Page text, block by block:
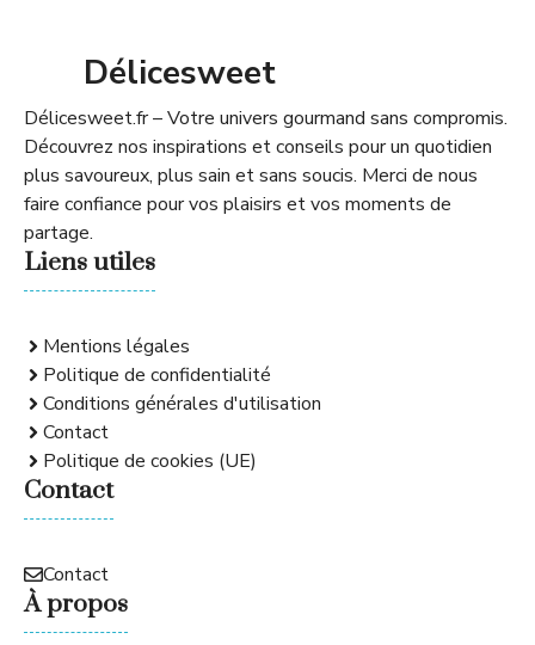
Délicesweet
Délicesweet.fr – Votre univers gourmand sans compromis.
Découvrez nos inspirations et conseils pour un quotidien
plus savoureux, plus sain et sans soucis. Merci de nous
faire confiance pour vos plaisirs et vos moments de
partage.
Liens utiles
Mentions légales
Politique de confidentialité
Conditions générales d'utilisation
Contact
Politique de cookies (UE)
Contact
Contact
À propos